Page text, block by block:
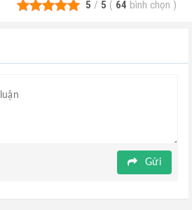
5 / 5 ( 64 bình chọn )
Gửi